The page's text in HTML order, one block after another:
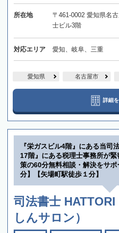
所在地
〒461-0002 愛知県名
士ビル3階
対応エリア 愛知、岐阜、三重
愛知県 名古屋市
詳細
『栄ガスビル4階』にある当司
17階』にある税理士事務所が
策の60分無料相談・解決をサ
分】【矢場町駅徒歩１分】
司法書士
しんサロン）